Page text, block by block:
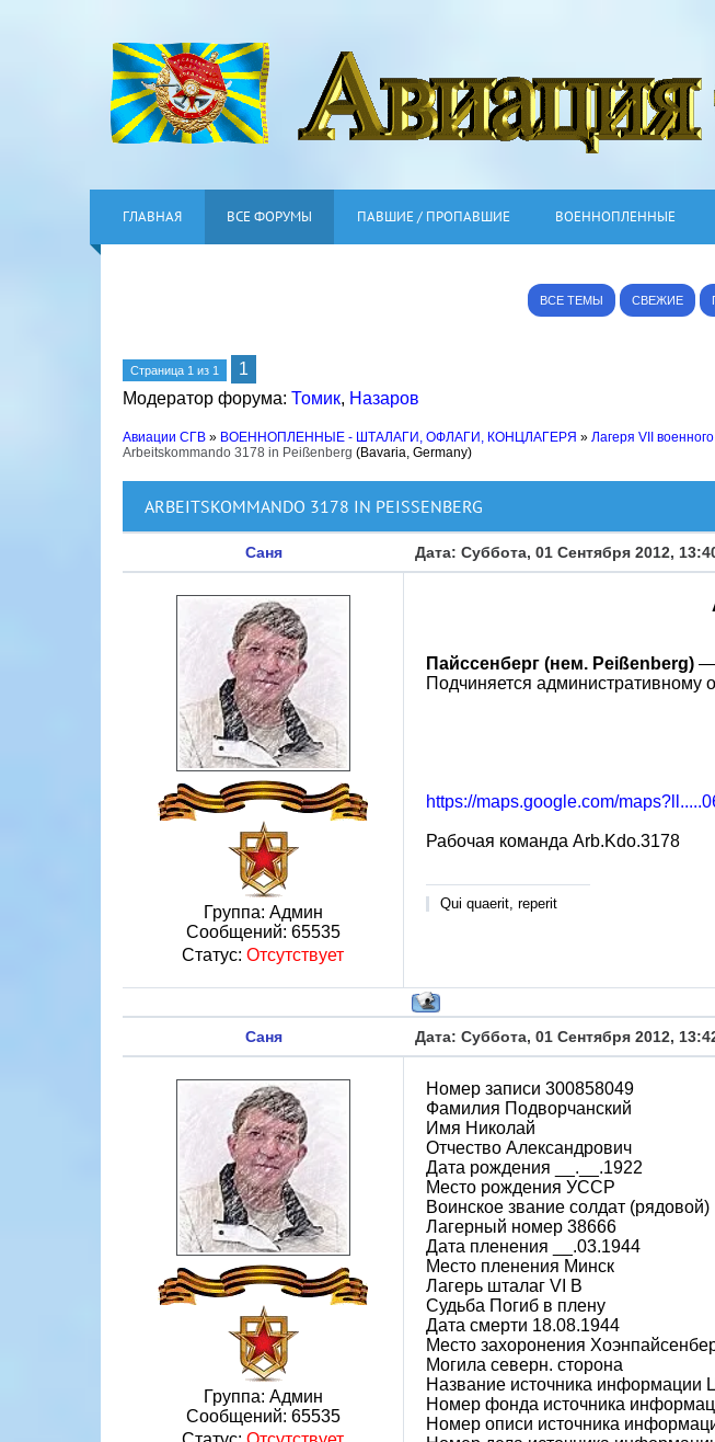
ГЛАВНАЯ ВСЕ ФОРУМЫ ПАВШИЕ / ПРОПАВШИЕ ВОЕННОПЛЕННЫЕ
ВСЕ ТЕМЫ СВЕЖИЕ
Страница 1 из 1
1
Модератор форума: Томик, Назаров
Авиации СГВ » ВОЕННОПЛЕННЫЕ - ШТАЛАГИ, ОФЛАГИ, КОНЦЛАГЕРЯ » Лагеря VII
Arbeitskommando 3178 in Peißenberg (Bavaria, Germany)
ARBEITSKOMMANDO 3178 IN PEISSENBERG
Саня Дата: Суббота, 01 Сентября 2012,
Группа: Админ
Сообщений: 65535
Статус: Отсутствует
Пайссенберг (нем. Peißenberg) —
Подчиняется административному
https://maps.google.com/
Рабочая команда Arb.Kdo.3178
Qui quaerit, reperit
Саня Дата: Суббота, 01 Сентября 2012,
Группа: Админ
Сообщений: 65535
Номер записи 300858049
Фамилия Подворчанский
Имя Николай
Отчество Александрович
Дата рождения __.__.1922
Место рождения УССР
Воинское звание солдат (рядовой)
Лагерный номер 38666
Дата пленения __.03.1944
Место пленения Минск
Лагерь шталаг VI B
Судьба Погиб в плену
Дата смерти 18.08.1944
Место захоронения
Могила северн. сторона
Название источника
Номер фонда источника
Номер описи источника